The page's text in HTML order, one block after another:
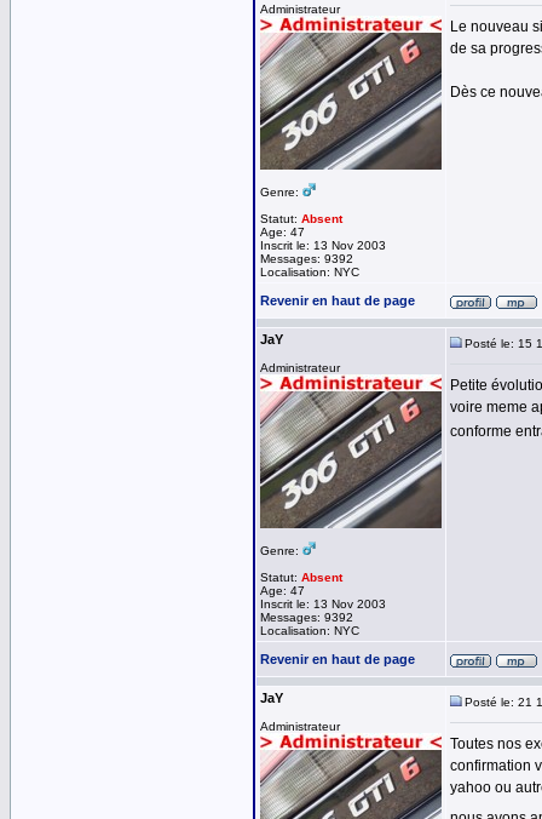
Administrateur
Genre:
Statut: Absent
Age: 47
Inscrit le: 13 Nov 2003
Messages: 9392
Localisation: NYC
Le nouveau
de sa
Dès ce
Revenir en haut de page
JaY
Administrateur
Genre:
Statut: Absent
Age: 47
Inscrit le: 13 Nov 2003
Messages: 9392
Localisation: NYC
Posté le: 15
Petite
voire meme
conforme
Revenir en haut de page
JaY
Administrateur
Posté le: 21
Toutes nos
confirmation
yahoo ou